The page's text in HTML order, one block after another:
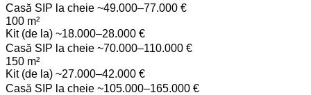
Casă SIP la cheie ~49.000–77.000 €
100 m²
Kit (de la) ~18.000–28.000 €
Casă SIP la cheie ~70.000–110.000 €
150 m²
Kit (de la) ~27.000–42.000 €
Casă SIP la cheie ~105.000–165.000 €